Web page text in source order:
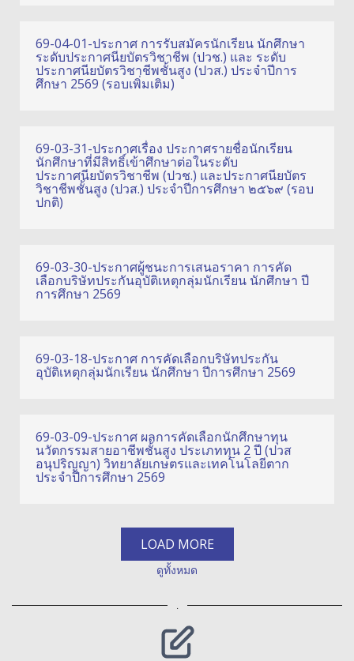
69-04-01-ประกาศ การรับสมัครนักเรียน นักศึกษา
ระดับประกาศนียบัตรวิชาชีพ (ปวช.) และ ระดับ
ประกาศนียบัตรวิชาชีพชั้นสูง (ปวส.) ประจำปีการ
ศึกษา 2569 (รอบเพิ่มเติม)
69-03-31-ประกาศเรื่อง ประกาศรายชื่อนักเรียน
นักศึกษาที่มีสิทธิ์เข้าศึกษาต่อในระดับ
ประกาศนียบัตรวิชาชีพ (ปวช.) และประกาศนียบัตร
วิชาชีพชั้นสูง (ปวส.) ประจำปีการศึกษา ๒๕๖๙ (รอบ
ปกติ)
69-03-30-ประกาศผู้ชนะการเสนอราคา การคัด
เลือกบริษัทประกันอุบัติเหตุกลุ่มนักเรียน นักศึกษา ปี
การศึกษา 2569
69-03-18-ประกาศ การคัดเลือกบริษัทประกัน
อุบัติเหตุกลุ่มนักเรียน นักศึกษา ปีการศึกษา 2569
69-03-09-ประกาศ ผลการคัดเลือกนักศึกษาทุน
นวัตกรรมสายอาชีพชั้นสูง ประเภททุน 2 ปี (ปวส
อนุปริญญา) วิทยาลัยเกษตรและเทคโนโลยีตาก
ประจำปีการศึกษา 2569
LOAD MORE
ดูทั้งหมด